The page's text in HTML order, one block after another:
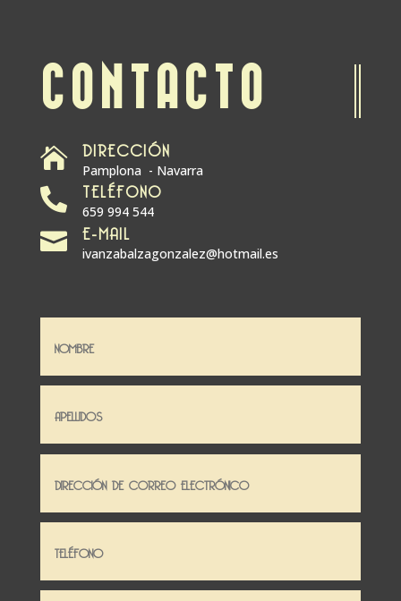
CONTACTO
 DIRECCIÓN
Pamplona - Navarra
 TELÉFONO
659 994 544
 E-MAIL
ivanzabalzagonzalez@hotmail.es